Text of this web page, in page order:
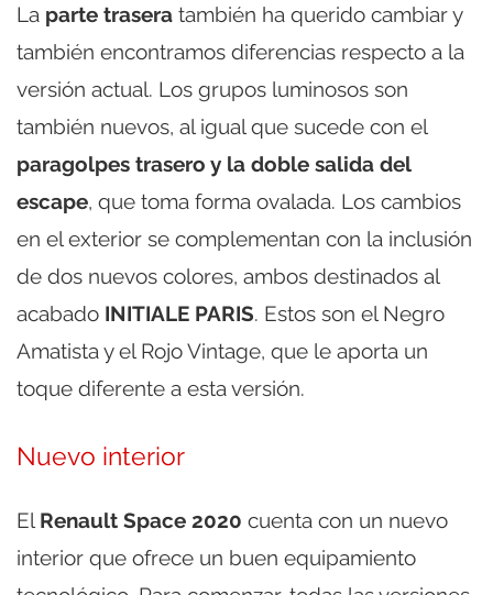
La parte trasera también ha querido cambiar y
también encontramos diferencias respecto a la
versión actual. Los grupos luminosos son
también nuevos, al igual que sucede con el
paragolpes trasero y la doble salida del
escape, que toma forma ovalada. Los cambios
en el exterior se complementan con la inclusión
de dos nuevos colores, ambos destinados al
acabado INITIALE PARIS. Estos son el Negro
Amatista y el Rojo Vintage, que le aporta un
toque diferente a esta versión.
Nuevo interior
El Renault Space 2020 cuenta con un nuevo
interior que ofrece un buen equipamiento